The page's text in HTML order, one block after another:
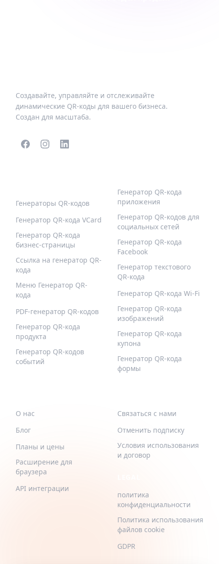
Создавайте, управляйте и отслеживайте
динамические QR-коды для вашего бизнеса.
Создан для масштаба.
Генераторы QR-кодов
Генератор QR-кода VCard
Генератор QR-кода
бизнес-страницы
Ссылка на генератор QR-
кода
Меню Генератор QR-
кода
PDF-генератор QR-кодов
Генератор QR-кода
продукта
Генератор QR-кодов
событий
Генератор QR-кода
приложения
Генератор QR-кодов для
социальных сетей
Генератор QR-кода
Facebook
Генератор текстового
QR-кода
Генератор QR-кода Wi-Fi
Генератор QR-кода
изображений
Генератор QR-кода
купона
Генератор QR-кода
формы
О нас
Блог
Планы и цены
Расширение для
браузера
API интеграции
Связаться с нами
Отменить подписку
Условия использования
и договор
политика
конфиденциальности
Политика использования
файлов cookie
GDPR